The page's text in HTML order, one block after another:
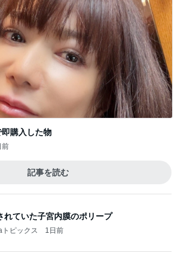
購入した物
前
記事を読む
れていた子宮内膜のポリープ
ピックス 1日前